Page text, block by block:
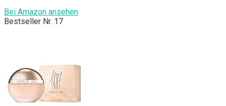
Bei Amazon ansehen
Bestseller Nr. 17